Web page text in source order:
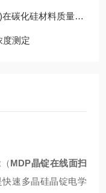
料质量评估中的应用
度测定
MDP晶锭在线面扫
快速多晶硅晶锭电学